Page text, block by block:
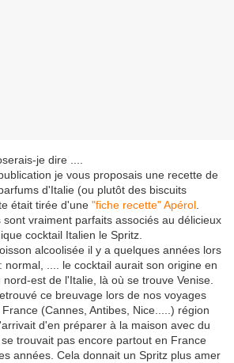
je dire ....
je vous proposais une recette de
d'Italie (ou plutôt des biscuits
était tirée d'une "fiche recette" Apérol
vraiment parfaits associés au délicieux
cocktail Italien le Spritz.
alcoolisée il y a quelques années lors
normal, .... le cocktail aurait son origine en
est de l'Italie, là où se trouve Venise.
ce breuvage lors de nos voyages
(Cannes, Antibes, Nice.....) région
d'en préparer à la maison avec du
trouvait pas encore partout en France
années. Cela donnait un Spritz plus amer